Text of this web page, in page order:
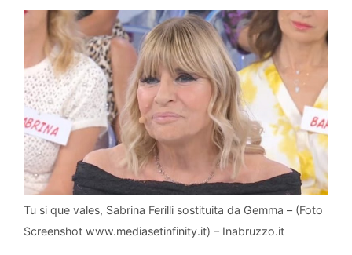
Tu si que vales, Sabrina Ferilli sostituita da Gemma – (Foto
Screenshot www.mediasetinfinity.it) – Inabruzzo.it